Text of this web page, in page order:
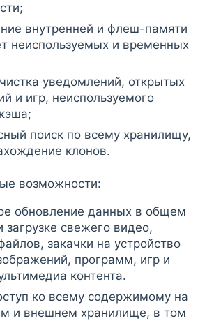
внутренней и флеш-памяти
неиспользуемых и временных
уведомлений, открытых
и игр, неиспользуемого
поиск по всему хранилищу,
клонов.
возможности:
обновление данных в общем
загрузке свежего видео,
закачки на устройство
программ, игр и
контента.
ко всему содержимому на
и внешнем хранилище, в том